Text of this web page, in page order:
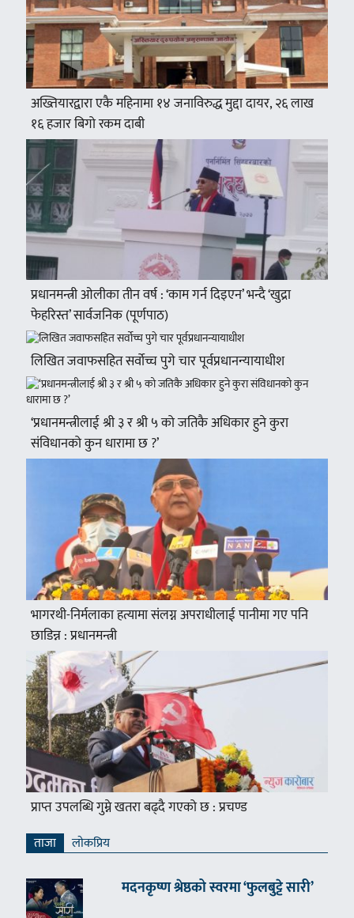
अख्तियारद्वारा एकै महिनामा १४ जनाविरुद्ध मुद्दा दायर, २६ लाख
१६ हजार बिगो रकम दाबी
प्रधानमन्त्री ओलीका तीन वर्ष : ‘काम गर्न दिइएन’ भन्दै ‘खुद्रा
फेहरिस्त’ सार्वजनिक (पूर्णपाठ)
लिखित जवाफसहित सर्वोच्च पुगे चार पूर्वप्रधानन्यायाधीश
‘प्रधानमन्त्रीलाई श्री ३ र श्री ५ को जतिकै अधिकार हुने कुरा
संविधानको कुन धारामा छ ?’
भागरथी-निर्मलाका हत्यामा संलग्न अपराधीलाई पानीमा गए पनि
छाडिन्न : प्रधानमन्त्री
प्राप्त उपलब्धि गुम्ने खतरा बढ्दै गएको छ : प्रचण्ड
ताजा लाेकप्रिय
मदनकृष्ण श्रेष्ठको स्वरमा ‘फुलबुट्टे सारी’